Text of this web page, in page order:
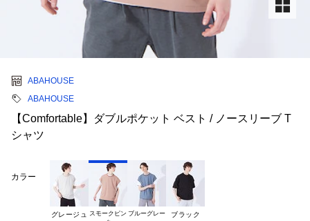
ABAHOUSE
ABAHOUSE
【Comfortable】ダブルポケット ベスト / ノースリーブ T
シャツ
カラー
グレージュ
スモークピン ブルーグレー ブラック